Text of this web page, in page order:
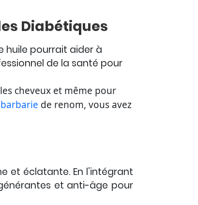
Diabétiques
huile pourrait aider à
de la santé pour
cheveux et même pour
de renom, vous avez
et éclatante. En l’intégrant
et anti-âge pour